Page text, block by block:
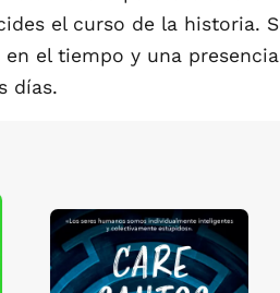
el curso de la historia.
el tiempo y una
días.